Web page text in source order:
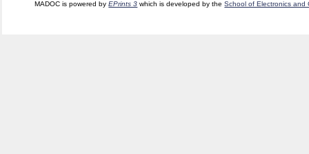
MADOC is powered byEPrints 3 which is developed by theSchool of Electronics and